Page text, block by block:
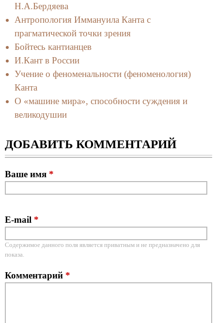
Н.А.Бердяева
Антропология Иммануила Канта с
прагматической точки зрения
Бойтесь кантианцев
И.Кант в России
Учение о феноменальности (феноменология)
Канта
О «машине мира», способности суждения и
великодушии
ДОБАВИТЬ КОММЕНТАРИЙ
Ваше имя *
E-mail *
Содержимое данного поля является приватным и не предназначено для
показа.
Комментарий *